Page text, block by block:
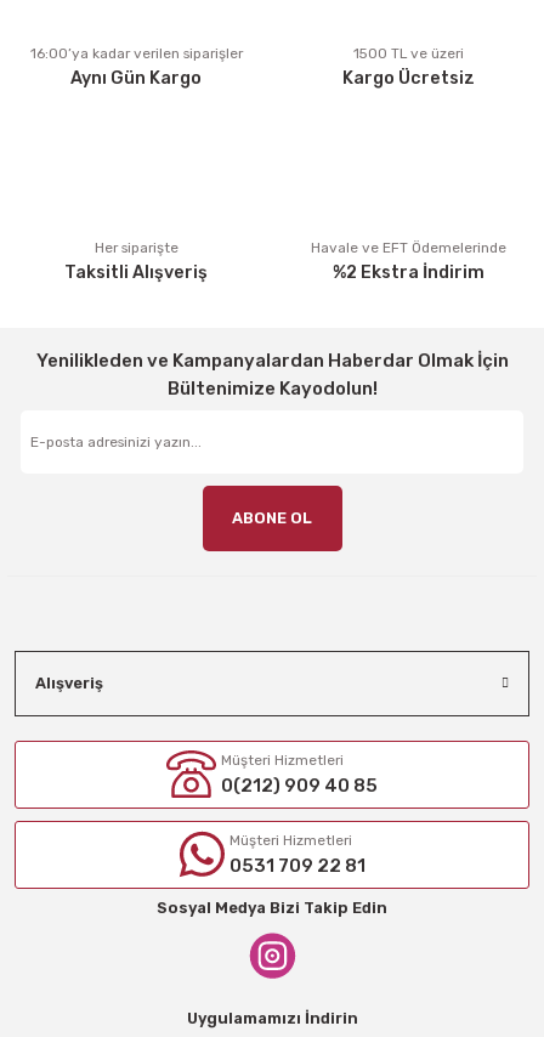
Ürün fiyatı diğer sitelerden daha pahalı.
Bu ürüne benzer farklı alternatifler olmalı.
16:00’ya kadar verilen siparişler
Aynı Gün Kargo
1500 TL ve üzeri
Kargo Ücretsiz
Her siparişte
Taksitli Alışveriş
Havale ve EFT Ödemelerinde
%2 Ekstra İndirim
Yenilikleden ve Kampanyalardan Haberdar Olmak İçin
Bültenimize Kayodolun!
ABONE OL
Alışveriş
Müşteri Hizmetleri
0(212) 909 40 85
Müşteri Hizmetleri
0531 709 22 81
Sosyal Medya Bizi Takip Edin
Uygulamamızı İndirin